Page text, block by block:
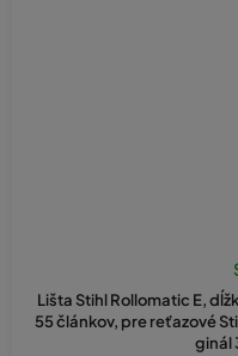
Lišta Stihl Rollomatic E,
55 článkov, pre reťazové
ginál